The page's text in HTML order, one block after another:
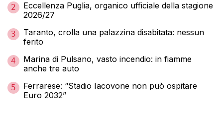
2
Eccellenza Puglia, organico ufficiale della stagione
2026/27
3
Taranto, crolla una palazzina disabitata: nessun
ferito
4
Marina di Pulsano, vasto incendio: in fiamme
anche tre auto
5
Ferrarese: “Stadio Iacovone non può ospitare
Euro 2032”